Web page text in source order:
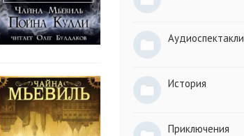
Аудиоспектакли
История
Приключения